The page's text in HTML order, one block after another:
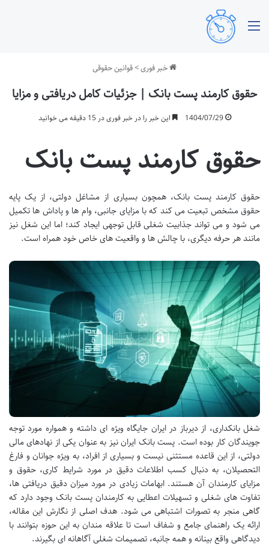
خبر فوری>قوانین حقوقی
حقوق کارمند پست بانک | جزئیات کامل دریافتی و مزایا
1404/07/29 این خبر را در خبر فوری در 15 دقیقه می خوانید
حقوق کارمند پست بانک
حقوق کارمند پست بانک، همچون بسیاری از مشاغل دولتی، از یک پایه
حقوق مشخص تبعیت می کند که با مزایای جانبی، وام ها و پاداش ها تکمیل
می شود و می تواند جذابیت شغلی قابل توجهی ایجاد کند؛ اما این شغل نیز
مانند هر حرفه دیگری، با چالش ها و واقعیت های خاص خود همراه است.
شغل بانکداری، از دیرباز در ایران جایگاه ویژه ای داشته و همواره مورد توجه
جویندگان کار بوده است. پست بانک ایران نیز به عنوان یکی از نهادهای مالی
دولتی، از این قاعده مستثنی نیست و بسیاری از افراد، به ویژه جوانان و فارغ
التحصیلان، به دنبال کسب اطلاعات دقیق در مورد شرایط کاری، حقوق و
مزایای کارمندان آن هستند. ابهامات زیادی در مورد میزان دقیق دریافتی ها،
تفاوت های شغلی و تسهیلات اعطایی به کارمندان پست بانک وجود دارد که
گاهی منجر به تصورات اشتباهی می شود. هدف اصلی از نگارش این مقاله،
ارائه یک راهنمای جامع و شفاف است تا علاقه مندان به این حوزه بتوانند با
دیدگاهی واقع بینانه و همه جانبه، تصمیمات شغلی آگاهانه ای بگیرند.